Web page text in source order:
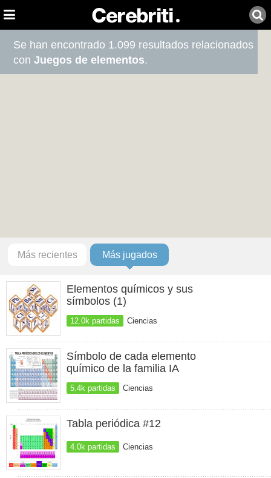
Se han encontrado 1.099 resultados relacionados
conJuegos de elementos.
Más recientes Más jugados
Elementos químicos y sus
símbolos (1)
12.0k partidas Ciencias
Símbolo de cada elemento
químico de la familia IA
5.4k partidas Ciencias
Tabla periódica #12
4.0k partidas Ciencias